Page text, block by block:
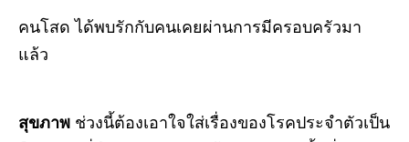
คนโสด ได้พบรักกับคนเคยผ่านการมีครอบครัวมา
แล้ว
สุขภาพ ช่วงนี้ต้องเอาใจใส่เรื่องของโรคประจำตัวเป็น